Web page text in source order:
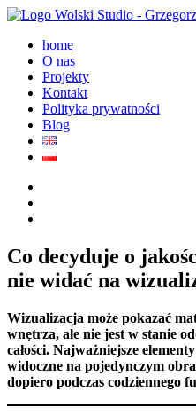
home
O nas
Projekty
Kontakt
Polityka prywatności
Blog
Co decyduje o
nie widać na
Wizualizacja może pokazać
wnętrza, ale nie jest w stanie
całości. Najważniejsze
widoczne na pojedynczym
dopiero podczas codziennego